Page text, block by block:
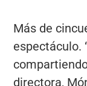
Más de
espectáculo.
directora,